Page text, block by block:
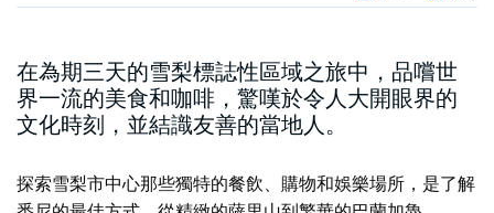
在為期三天的雪梨標誌性區域之旅中，品嚐世
界一流的美食和咖啡，驚嘆於令人大開眼界的
文化時刻，並結識友善的當地人。
探索雪梨市中心那些獨特的餐飲、購物和娛樂場所，是了解